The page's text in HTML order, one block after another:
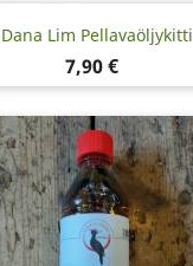
Dana Lim Pellavaöljykitti
Hinta
7,90 €